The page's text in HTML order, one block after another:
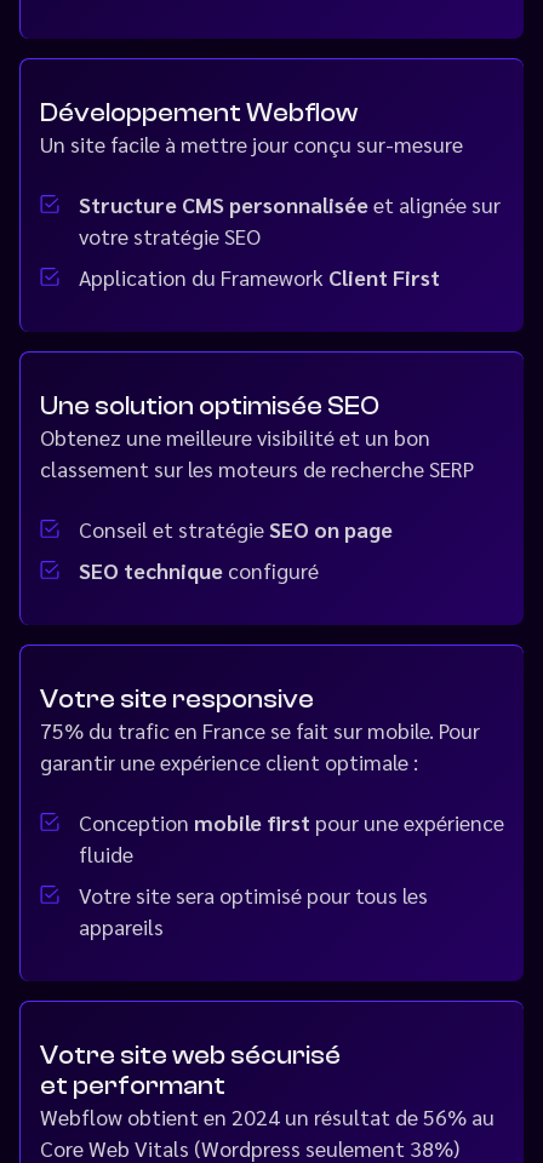
Développement Webflow
Un site facile à mettre jour conçu sur-mesure
Structure CMS personnaliséeet alignée sur
votre stratégie SEO
Application du Framework Client First
Une solution optimisée SEO
Obtenez une meilleure visibilité et un bon
classement sur les moteurs de recherche SERP
Conseil et stratégieSEO on page
SEO technique configuré
Votre site responsive
75% du trafic en France se fait sur mobile. Pour
garantir une expérience client optimale :
Conception mobile first pour une expérience
fluide
Votre site sera optimisé pour tous les
appareils
Votre site web sécurisé
et performant
Webflow obtient en 2024 un résultat de 56% au
Core Web Vitals (Wordpress seulement 38%)